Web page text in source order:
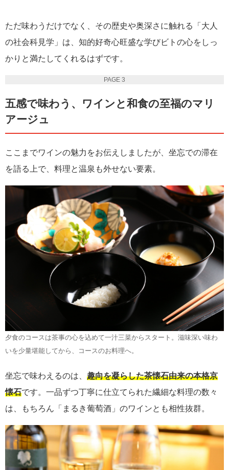
ただ味わうだけでなく、その歴史や奥深さに触れる「大人
の社会科見学」は、知的好奇心旺盛な学びビトの心をしっ
かりと満たしてくれるはずです。
PAGE 3
五感で味わう、ワインと和食の至福のマリ
アージュ
ここまでワインの魅力をお伝えしましたが、坐忘での滞在
を語る上で、料理と温泉も外せない要素。
夕食のコースは茶事の心を込めて一汁三菜からスタート。滋味深い味わ
いを少量堪能してから、コースのお料理へ。
坐忘で味わえるのは、 趣向を凝らした茶懐石由来の本格京
懐石です。一品ずつ丁寧に仕立てられた繊細な料理の数々
は、もちろん「まるき葡萄酒」のワインとも相性抜群。